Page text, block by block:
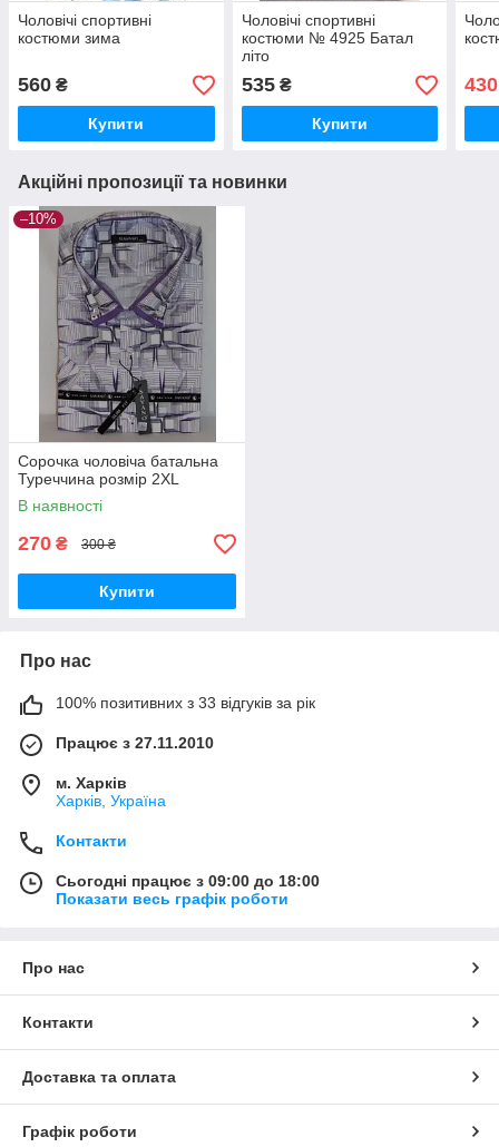
Чоловічі спортивні
костюми зима
560 ₴
Купити
Чоловічі спортивні
костюми № 4925 Батал
літо
535₴
Купити
430
Акційні пропозиції та новинки
–10%
Сорочка чоловіча батальна
Туреччина розмір 2XL
В наявності
270 ₴ 300 ₴
Купити
Про нас
100% позитивних з 33 відгуків за рік
Працює з 27.11.2010
м. Харків
Харків, Україна
Контакти
Сьогодні працює з 09:00 до 18:00
Показати весь графік роботи
Про нас
Контакти
Доставка та оплата
Графік роботи